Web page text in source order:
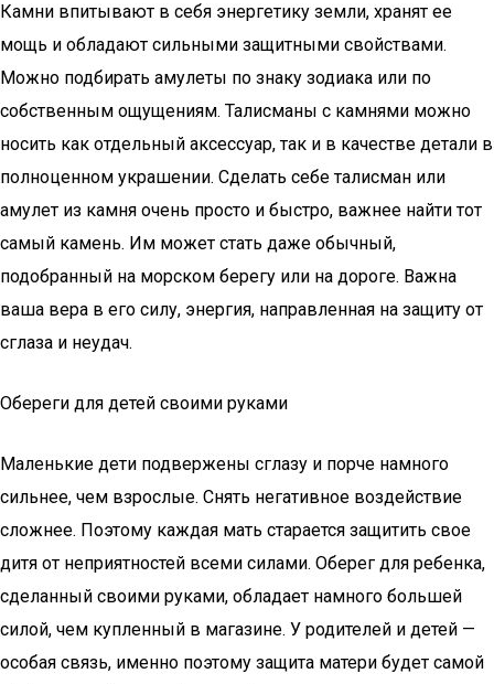
Камни впитывают в себя энергетику земли, хранят ее
мощь и обладают сильными защитными свойствами.
Можно подбирать амулеты по знаку зодиака или по
собственным ощущениям. Талисманы с камнями можно
носить как отдельный аксессуар, так и в качестве детали в
полноценном украшении. Сделать себе талисман или
амулет из камня очень просто и быстро, важнее найти тот
самый камень. Им может стать даже обычный,
подобранный на морском берегу или на дороге. Важна
ваша вера в его силу, энергия, направленная на защиту от
сглаза и неудач.
Обереги для детей своими руками
Маленькие дети подвержены сглазу и порче намного
сильнее, чем взрослые. Снять негативное воздействие
сложнее. Поэтому каждая мать старается защитить свое
дитя от неприятностей всеми силами. Оберег для ребенка,
сделанный своими руками, обладает намного большей
силой, чем купленный в магазине. У родителей и детей —
особая связь, именно поэтому защита матери будет самой